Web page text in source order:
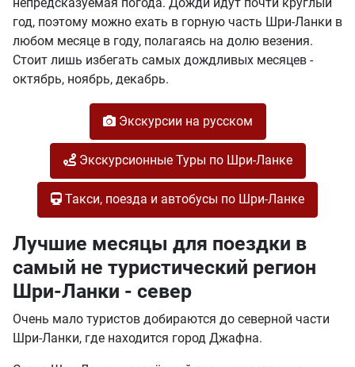
непредсказуемая погода. Дожди идут почти круглый
год, поэтому можно ехать в горную часть Шри-Ланки в
любом месяце в году, полагаясь на долю везения.
Стоит лишь избегать самых дождливых месяцев -
октябрь, ноябрь, декабрь.
Экскурсии на русском
Экскурсионные Туры по Шри-Ланке
Такси, поезда и автобусы по Шри-Ланке
Лучшие месяцы для поездки в
самый не туристический регион
Шри-Ланки - север
Очень мало туристов добираются до северной части
Шри-Ланки, где находится город Джафна.